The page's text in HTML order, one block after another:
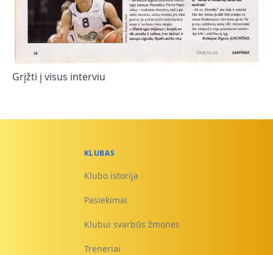
Grįžti į visus interviu
KLUBAS
Klubo istorija
Pasiekimai
Klubui svarbūs žmonės
Treneriai